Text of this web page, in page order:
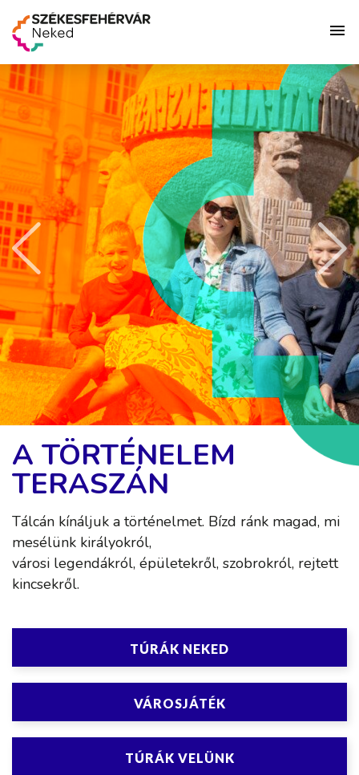
EZER ÉVE VÁRUNK
RÁD!
Megmutatjuk mindazt, amit Fehérváron látni
érdemes.
Kövess minket, és fedezd fel velünk az ezeréves
modern város értékeit!
Tálcán kínáljuk a történelmet. Bízd ránk magad, mi
mesélünk királyokról,
városi legendákról, épületekről, szobrokról, rejtett
kincsekről.
TÚRÁK NEKED
VÁROSJÁTÉK
TÚRÁK VELÜNK